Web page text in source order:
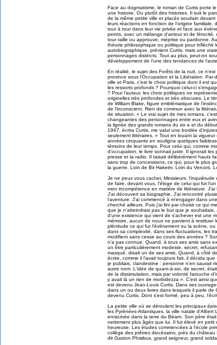
Face au dogmatisme, le roman de Curtis porte
une histoire. Ou plutôt des histoires. Il suit le
de la même petite ville et placés soudain
leurs réactions en fonction de l'origine familiale,
tour à tour dans leur vie privée et face aux
peints, avec un mélange d'amour et de
tour raille ou approuve, méprise ou pardonne.
théorie philosophique ou politique pour infléchir
autobiographique, prévient Curtis, mais une
personnages distincts. Tout au plus, peut-on
développement de l'une des tendances de
En réalité, le sujet des Forêts de la nuit, ce
province sous l'Occupation et la Libération.
ville et Paris, c'est le choix politique dont il est
les ressorts profonds ? Pourquoi celui-ci
? Pour l'auteur, les choix politiques ne
originelles très profondes et très obscures. Le
de William Blake, figure emblématique de
de l'inconscient. Rien de commun avec la
de situation. « Le vrai sujet de mes romans,
changeantes des personnages entre eux et
la lignée des grands romans du xix e et du
1947, écrira Curtis, me valut une bordée
seulement littéraires. » Tout en louant la
années cinquante en souligna quelques
témoins de leur temps. Pour celui qui, comme
d'occupation, le livre sonnait juste. Il ignorait
presse et la radio. Il taisait délibérément hauts
sans trop de concessions, ce qui, pour le plus
la guerre. Loin de Bir Hakeim. Loin du Vercors.
Je ne peux vous cacher, Messieurs,
de faire, devant vous, l'éloge de celui qui fut
mon incompétence en matière de littérature.
J'ai découvert sa biographie. J'ai rencontré
l'aventure. J'ai commencé à m'engager dans
cherché ailleurs. Puis j'ai fini par choisir ce qui
que je n'atteindrais pas le but que je
d'une existence qui vient de s'achever est une
mémoire, aucun de nous ne parvient à restituer
plénitude ce qui fut l'événement ou la scène,
dans sa complexité, dans ses fluctuations, les
modifient sans cesse au cours des années ?
n'a pas connue. Quand, à tous ses amis sans
un être particulièrement modeste, secret,
masqué, disait un de ses amis. Quand, à côté
écrire, comme il l'avait toujours fait, il décida
je publiais, clandestine : personne n'en saurait
autre nom. L'idée de quant-à-soi, de secret,
de la dissimulation, mais par volonté farouche
y avait là un rien de morbidezza ». C'est ainsi
est devenu Jean-Louis Curtis. Dans ses
dans un ou deux livres dans lesquels il parle
devenu Curtis. Dont s'est formé, peu à peu,
La petite ville où se déroulent les principaux
les Pyrénées-Atlantiques, la ville natale
enracinée dans la terre du Béarn. Son père
nettement plus âgés que lui. Il fut élevé en
heureuse. Les études commencées à l'école
collège des prêtres diocésains, près du
dit Gaston Phœbus, grand seigneur, grand